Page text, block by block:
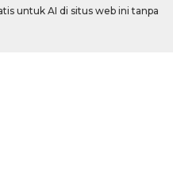
untuk AI di situs web ini tanpa